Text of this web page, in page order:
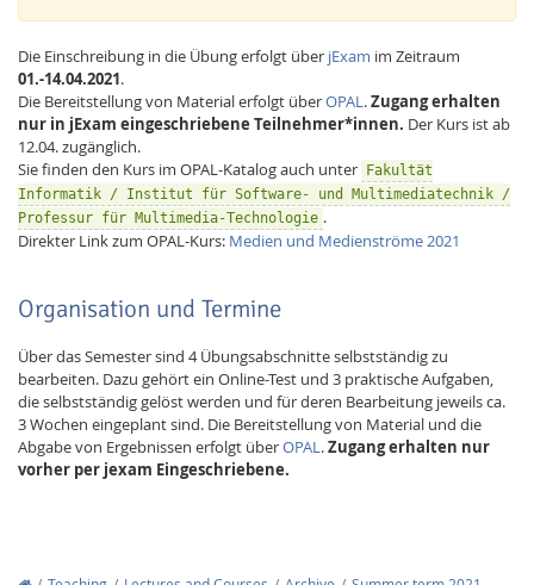
Die Einschreibung in die Übung erfolgt über jExam im Zeitraum
01.-14.04.2021.
Die Bereitstellung von Material erfolgt überOPAL.Zugang erhalten
nur in jExam eingeschriebene Teilnehmer*innen. Der Kurs ist ab
12.04. zugänglich.
Sie finden den Kurs im OPAL-Katalog auch unter Fakultät
Informatik / Institut für Software- und Multimediatechnik /
Professur für Multimedia-Technologie .
Direkter Link zum OPAL-Kurs: Medien und Medienströme 2021
Organisation und Termine
Über das Semester sind 4 Übungsabschnitte selbstständig zu
bearbeiten. Dazu gehört ein Online-Test und 3 praktische Aufgaben,
die selbstständig gelöst werden und für deren Bearbeitung jeweils ca.
3 Wochen eingeplant sind. Die Bereitstellung von Material und die
Abgabe von Ergebnissen erfolgt überOPAL .Zugang erhalten nur
vorher per jexam Eingeschriebene.